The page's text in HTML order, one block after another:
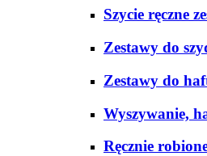
Szycie ręczne
Zestawy do
Zestawy do
Wyszywanie,
Ręcznie